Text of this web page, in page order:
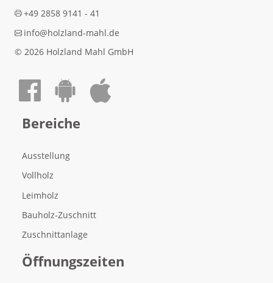
+49 2858 9141 - 41
info@holzland-mahl.de
© 2026 Holzland Mahl GmbH
Auf Facebook teilen
Android App laden
Bereiche
Ausstellung
Vollholz
Leimholz
Bauholz-Zuschnitt
Zuschnittanlage
Öffnungszeiten